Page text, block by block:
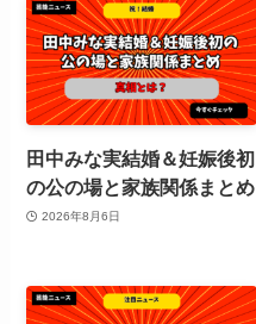
田中みな実結婚＆妊娠後初
の公の場と家族関係まとめ
2026年8月6日